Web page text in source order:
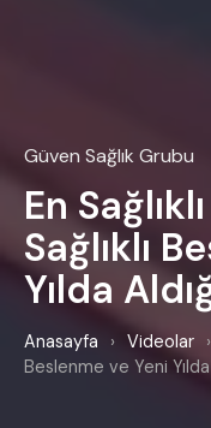
Güven Sağlık Grubu
En
Sağlıklı
Yılda
Anasayfa › Videolar ›
Beslenme ve Yeni Yılda